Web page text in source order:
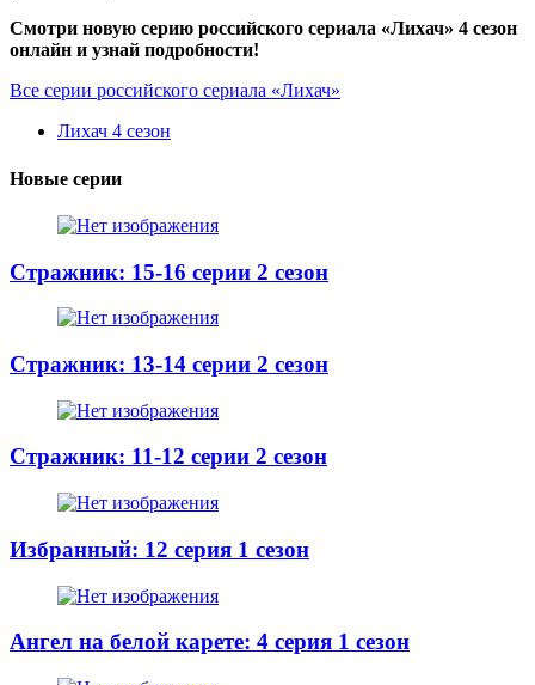
Смотри новую серию российского сериала «Лихач» 4 сезон
онлайн и узнай подробности!
Все серии российского сериала «Лихач»
Лихач 4 сезон
Новые серии
Стражник: 15-16 серии 2 сезон
Стражник: 13-14 серии 2 сезон
Стражник: 11-12 серии 2 сезон
Избранный: 12 серия 1 сезон
Ангел на белой карете: 4 серия 1 сезон